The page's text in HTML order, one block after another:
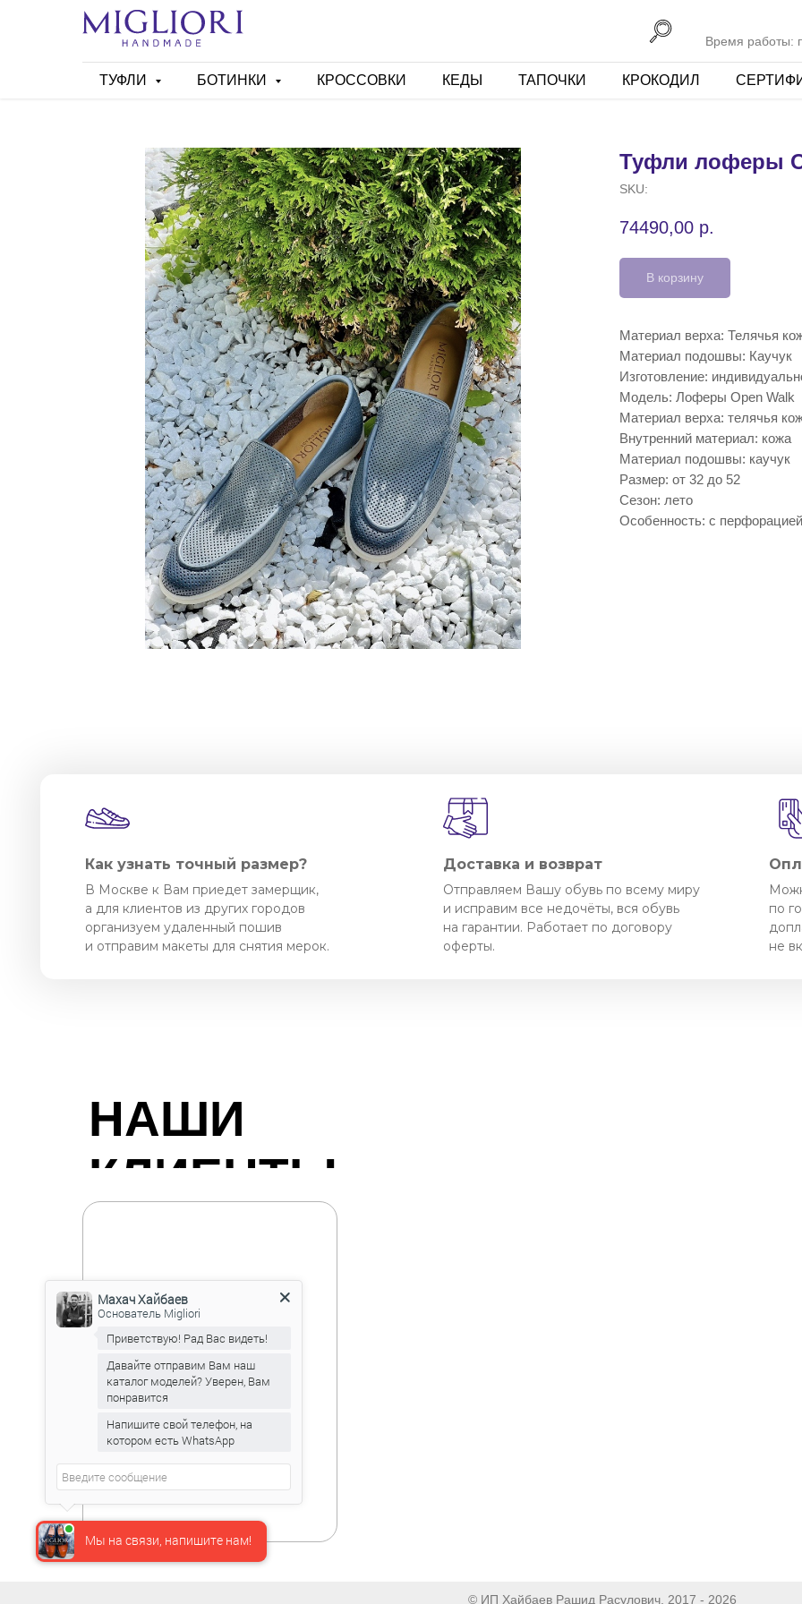
Время работы:
ТУФЛИ БОТИНКИ КРОССОВКИ КЕДЫ ТАПОЧКИ КРОКОДИЛ
Туфли лоферы
SKU:
74490,00 р.
В корзину
Материал верха: Телячья
Материал подошвы: Каучук
Изготовление:
Модель: Лоферы Open Walk
Материал верха: телячья
Внутренний материал: кожа
Материал подошвы: каучук
Размер: от 32 до 52
Сезон: лето
Особенность: с перфорацией
Доставка и возврат
В Москве к Вам приедет замерщик,
а для клиентов из других городов
организуем удаленный пошив
и отправим макеты для снятия мерок.
Как узнать точный размер?
Отправляем Вашу обувь по всему миру
и исправим все недочёты, вся обувь
на гарантии. Работает по договору
оферты.
по
не
НАШИ
КЛИЕНТЫ
© ИП Хайбаев Рашид Расулович, 2017 - 2026
Мы на связи, напишите нам!
Махач Хайбаев
Основатель Migliori
Приветствую! Рад Вас видеть!
Давайте отправим Вам наш
каталог моделей? Уверен, Вам
понравится
Напишите свой телефон, на
котором есть WhatsApp